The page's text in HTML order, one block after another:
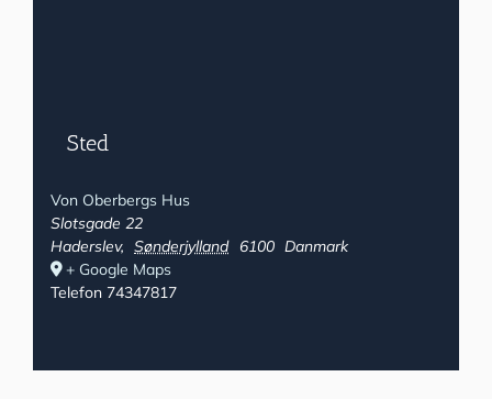
Sted
Von Oberbergs Hus
Slotsgade 22
Haderslev, Sønderjylland 6100 Danmark
+ Google Maps
Telefon 74347817